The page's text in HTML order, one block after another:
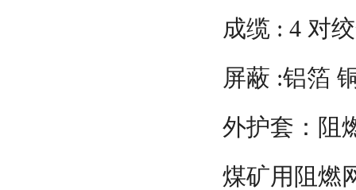
成缆 : 4 对
屏蔽 :铝箔
外护套：阻
煤矿用阻燃